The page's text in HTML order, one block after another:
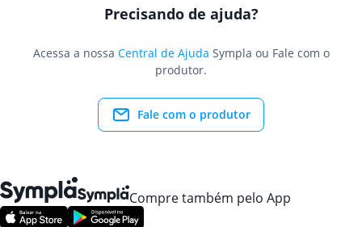
Precisando de ajuda?
Acessa a nossa Central de Ajuda Sympla ou Fale com o
produtor.
Fale com o produtor
Compre também pelo App